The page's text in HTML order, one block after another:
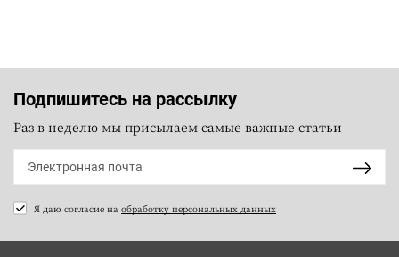
Подпишитесь на рассылку
Раз в неделю мы присылаем самые важные статьи
Я даю согласие на обработку персональных данных